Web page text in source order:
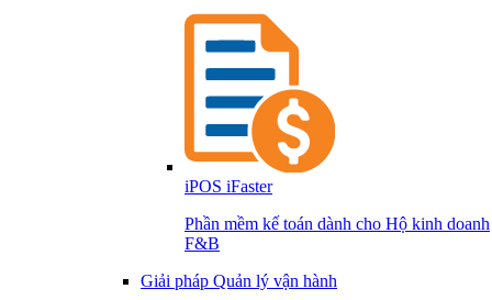
iPOS iFaster
Phần mềm kế toán dành cho Hộ kinh doanh
F&B
Giải pháp Quản lý vận hành